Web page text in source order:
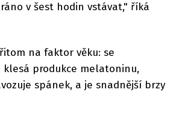
v šest hodin vstávat," říká
na faktor věku: se
klesá produkce melatoninu,
spánek, a je snadnější brzy